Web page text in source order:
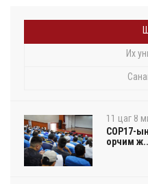
Их
11 цаг 8
COP17-ын
орчим